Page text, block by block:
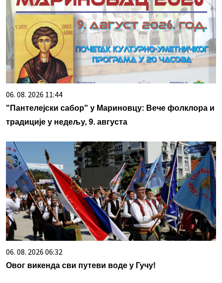
06. 08. 2026 11:44
"Пантелејски сабор" у Мариновцу: Вече фолклора и
традиције у недељу, 9. августа
06. 08. 2026 06:32
Овог викенда сви путеви воде у Гучу!